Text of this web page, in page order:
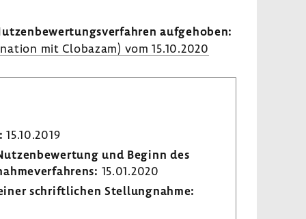
aufge­hoben:
mit Clobazam) vom 15.10.2020
15.10.2019
und Beginn des
15.01.2020
schrift­li­chen Stel­lung­nahme: